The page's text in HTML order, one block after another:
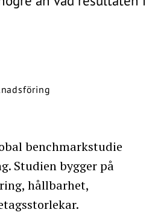
benchmarkstudie
Studien bygger på
hållbarhet,